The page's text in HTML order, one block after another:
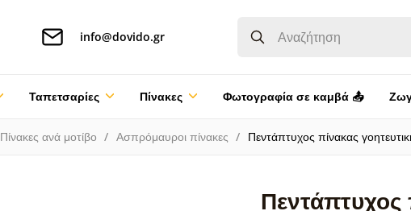
info@dovido.gr
Ταπετσαρίες Πίνακες Φωτογραφία σε καμβά 📤
Πίνακες ανά μοτίβο Ασπρόμαυροι πίνακες Πεντάπτυχος πίνακας
Πεντάπτυχος